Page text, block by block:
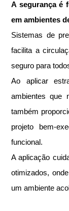
A segurança é
em ambientes
Sistemas de
facilita a
seguro para
Ao aplicar
ambientes que
também
projeto bem-
funcional.
A aplicação
otimizados,
um ambiente